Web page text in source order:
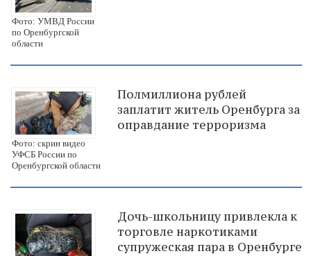
Фото: УМВД России
по Оренбургской
области
Фото: скрин видео
УФСБ России по
Оренбургской области
Полмиллиона рублей
заплатит житель Оренбурга за
оправдание терроризма
Дочь-школьницу привлекла к
торговле наркотиками
супружеская пара в Оренбурге